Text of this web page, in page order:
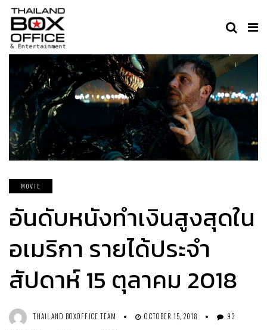
MOVIE
อันดับหนังทำเงินสูงสุดใน
อเมริกา รายได้ประจำ
สัปดาห์ 15 ตุลาคม 2018
THAILAND BOXOFFICE TEAM OCTOBER 15, 2018
93